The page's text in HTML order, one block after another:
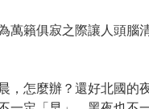
萬籟俱寂之際讓人頭腦
，怎麼辦？還好北國的